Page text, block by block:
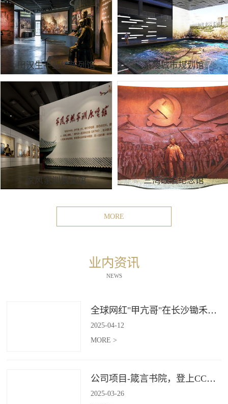
田汉生平业绩陈列馆 茶陵城市规划馆
家风家训展览馆 三湾改编纪念馆
MORE
业内资讯
NEWS
全球网红"甲亢哥"在长沙锄禾打造的杜甫江阁体验参观
2025-04-12
MORE >
公司项目-箴言书院，登上CCTV4《记住乡愁》
2025-03-26